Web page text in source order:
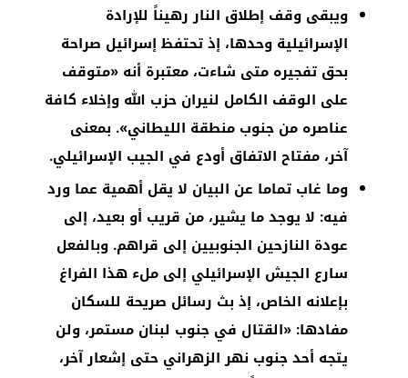
ويبقى وقف إطلاق النار رهيناً للإرادة
الإسرائيلية وحدها، إذ تحتفظ إسرائيل صراحة
بحق تفجيره متى شاءت، معتبرة أنه «متوقف
على الوقف الكامل لنيران حزب الله وإخلاء كافة
عناصره من جنوب منطقة الليطاني». بمعنى
آخر، مفتاح الاتفاق أودع في الجيب الإسرائيلي.
وما غاب تماما عن البيان لا يقل أهمية عما ورد
فيه: لا يوجد ما يشير، من قريب أو بعيد، إلى
عودة النازحين الجنوبيين إلى قراهم. وبالفعل
سارع الجيش الإسرائيلي إلى ملء هذا الفراغ
بإعلانه الخاص، إذ بث رسائل صريحة للسكان
مفادها: «القتال في جنوب لبنان مستمر، ولن
يتجه أحد جنوب نهر الزهراني حتى إشعار آخر،